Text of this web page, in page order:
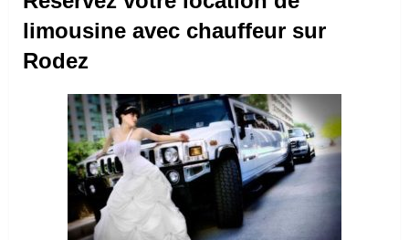
limousine avec chauffeur sur
Rodez